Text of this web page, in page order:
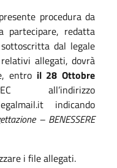
procedura da
partecipare, redatta
dal legale
allegati, dovrà
entro il 28 Ottobre
all’indirizzo
indicando
– BENESSERE
i file allegati.